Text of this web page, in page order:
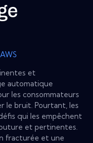
et
automatique
les consommateurs
le bruit. Pourtant, les
qui les empêchent
et pertinentes.
fracturée et une